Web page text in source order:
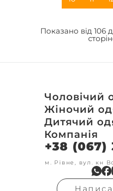
Показано від 106
Чоловічий
Футболки
Футболки Polo
Кофти
Світшот
Кенгуру
Кофта з замком
Олімпійки
Флісові кофти
Гольфи
Жіночий
Футболки
Поло
Кофти
Світшот
Олімпійки
Кофта на замку
Бомбери
Дитячий
Футболки
Кофти
Світшоти
Кенгуру
Кенгуру замок
Костюми
Штани
Компанія
Про компанію
Доставка та
Друк на
Обмін та
Контакти
+38 (067)
м. Рівне, вул. кн